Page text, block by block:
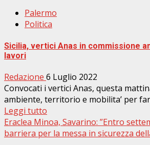
Palermo
Politica
Sicilia, vertici Anas in commissione
lavori
Redazione 6 Luglio 2022
Convocati i vertici Anas, questa
ambiente, territorio e mobilita’ per
Leggi tutto
Eraclea Minoa, Savarino: ”Entro
barriera per la messa in sicurezza